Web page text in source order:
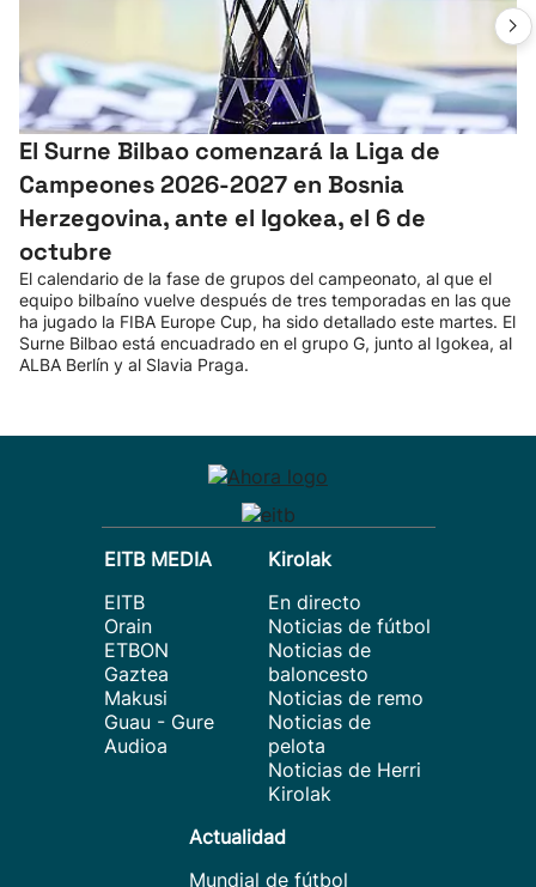
El Surne Bilbao comenzará la Liga de
Campeones 2026-2027 en Bosnia
Herzegovina, ante el Igokea, el 6 de
octubre
El calendario de la fase de grupos del campeonato, al que el
equipo bilbaíno vuelve después de tres temporadas en las que
ha jugado la FIBA Europe Cup, ha sido detallado este martes. El
Surne Bilbao está encuadrado en el grupo G, junto al Igokea, al
ALBA Berlín y al Slavia Praga.
EITB MEDIA
EITB
Orain
ETBON
Gaztea
Makusi
Guau - Gure
Audioa
Kirolak
En directo
Noticias de fútbol
Noticias de
baloncesto
Noticias de remo
Noticias de
pelota
Noticias de Herri
Kirolak
Actualidad
Mundial de fútbol